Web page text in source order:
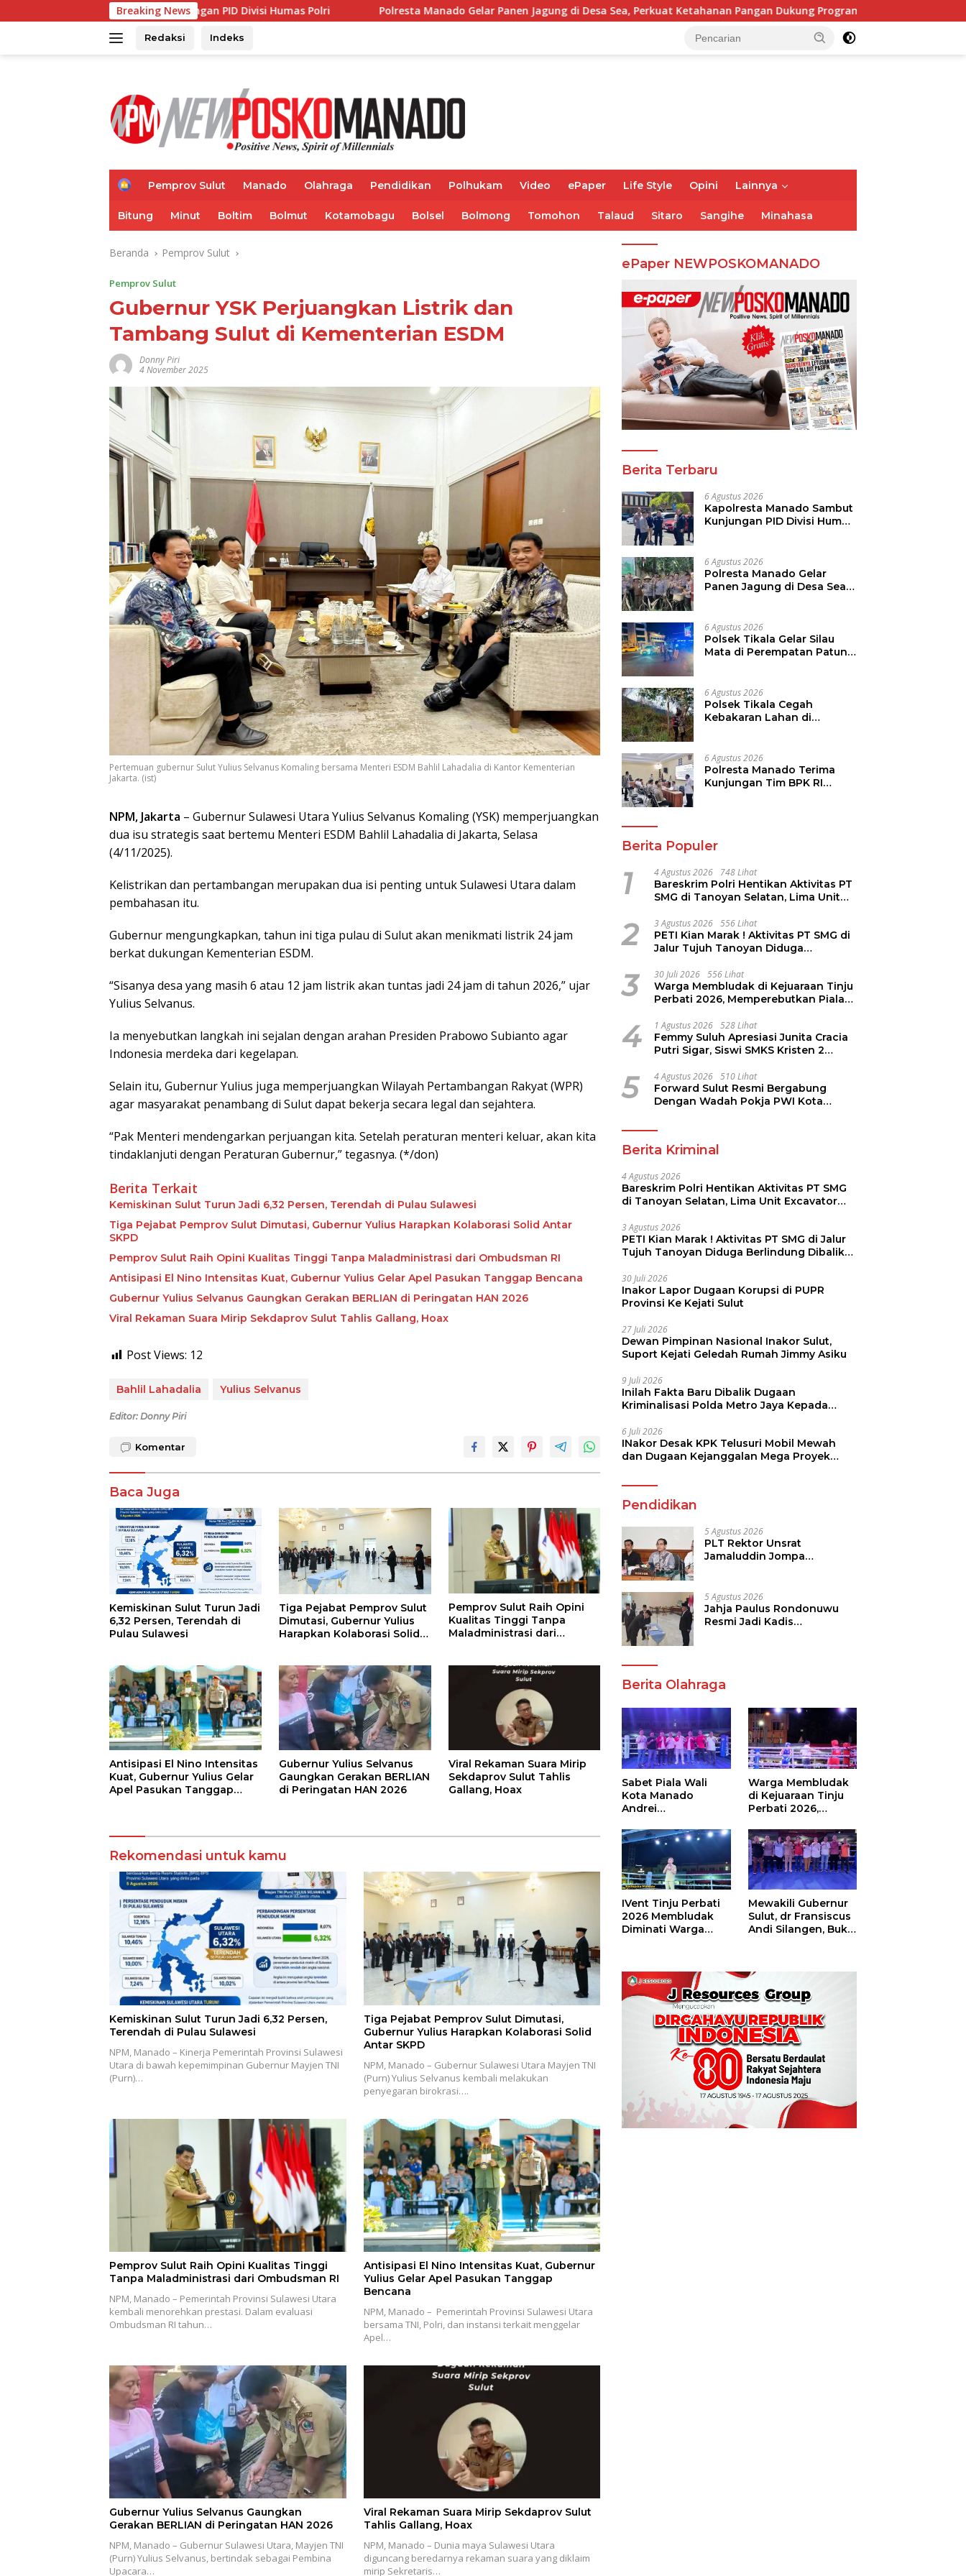
ke
Breaking News
Kunjungan PID Divisi Humas Polri Polresta Manado Gelar Panen Jagung di Desa Sea, Perkuat Ketahanan Pangan Dukung Program Swasembada Pangan
Redaksi Indeks
H
e
Pemprov Sulut Manado Olahraga Pendidikan Polhukam Video ePaper Life Style Opini Lainnya
Bitung Minut Boltim Bolmut Kotamobagu Bolsel Bolmong Tomohon Talaud Sitaro Sangihe Minahasa
Beranda Pemprov Sulut
Pemprov Sulut
Gubernur YSK Perjuangkan Listrik dan
Tambang Sulut di Kementerian ESDM
Donny Piri
4 November 2025
Pertemuan gubernur Sulut Yulius Selvanus Komaling bersama Menteri ESDM Bahlil Lahadalia di Kantor Kementerian
Jakarta. (ist)
NPM, Jakarta – Gubernur Sulawesi Utara Yulius Selvanus Komaling (YSK) memperjuangkan
dua isu strategis saat bertemu Menteri ESDM Bahlil Lahadalia di Jakarta, Selasa
(4/11/2025).
Kelistrikan dan pertambangan merupakan dua isi penting untuk Sulawesi Utara dalam
pembahasan itu.
Gubernur mengungkapkan, tahun ini tiga pulau di Sulut akan menikmati listrik 24 jam
berkat dukungan Kementerian ESDM.
“Sisanya desa yang masih 6 atau 12 jam listrik akan tuntas jadi 24 jam di tahun 2026,” ujar
Yulius Selvanus.
Ia menyebutkan langkah ini sejalan dengan arahan Presiden Prabowo Subianto agar
Indonesia merdeka dari kegelapan.
Selain itu, Gubernur Yulius juga memperjuangkan Wilayah Pertambangan Rakyat (WPR)
agar masyarakat penambang di Sulut dapat bekerja secara legal dan sejahtera.
“Pak Menteri mendengarkan perjuangan kita. Setelah peraturan menteri keluar, akan kita
tindaklanjuti dengan Peraturan Gubernur,” tegasnya. (*/don)
Berita Terkait
Kemiskinan Sulut Turun Jadi 6,32 Persen, Terendah di Pulau Sulawesi
Tiga Pejabat Pemprov Sulut Dimutasi, Gubernur Yulius Harapkan Kolaborasi Solid Antar
SKPD
Pemprov Sulut Raih Opini Kualitas Tinggi Tanpa Maladministrasi dari Ombudsman RI
Antisipasi El Nino Intensitas Kuat, Gubernur Yulius Gelar Apel Pasukan Tanggap Bencana
Gubernur Yulius Selvanus Gaungkan Gerakan BERLIAN di Peringatan HAN 2026
Viral Rekaman Suara Mirip Sekdaprov Sulut Tahlis Gallang, Hoax
Post Views: 12
Bahlil Lahadalia Yulius Selvanus
Editor: Donny Piri
Komentar
Baca Juga
Kemiskinan Sulut Turun Jadi
6,32 Persen, Terendah di
Pulau Sulawesi
Tiga Pejabat Pemprov Sulut
Dimutasi, Gubernur Yulius
Harapkan Kolaborasi Solid
Pemprov Sulut Raih Opini
Kualitas Tinggi Tanpa
Maladministrasi dari
Antisipasi El Nino Intensitas
Kuat, Gubernur Yulius Gelar
Apel Pasukan Tanggap
Gubernur Yulius Selvanus
Gaungkan Gerakan BERLIAN
di Peringatan HAN 2026
Viral Rekaman Suara Mirip
Sekdaprov Sulut Tahlis
Gallang, Hoax
Rekomendasi untuk kamu
Kemiskinan Sulut Turun Jadi 6,32 Persen,
Terendah di Pulau Sulawesi
NPM, Manado – Kinerja Pemerintah Provinsi Sulawesi
Utara di bawah kepemimpinan Gubernur Mayjen TNI
(Purn)…
Tiga Pejabat Pemprov Sulut Dimutasi,
Gubernur Yulius Harapkan Kolaborasi Solid
Antar SKPD
NPM, Manado – Gubernur Sulawesi Utara Mayjen TNI
(Purn) Yulius Selvanus kembali melakukan
penyegaran birokrasi….
Pemprov Sulut Raih Opini Kualitas Tinggi
Tanpa Maladministrasi dari Ombudsman RI
NPM, Manado – Pemerintah Provinsi Sulawesi Utara
kembali menorehkan prestasi. Dalam evaluasi
Ombudsman RI tahun…
Antisipasi El Nino Intensitas Kuat, Gubernur
Yulius Gelar Apel Pasukan Tanggap
Bencana
NPM, Manado – Pemerintah Provinsi Sulawesi Utara
bersama TNI, Polri, dan instansi terkait menggelar
Apel…
Gubernur Yulius Selvanus Gaungkan
Gerakan BERLIAN di Peringatan HAN 2026
NPM, Manado – Gubernur Sulawesi Utara, Mayjen TNI
(Purn) Yulius Selvanus, bertindak sebagai Pembina
Upacara…
Viral Rekaman Suara Mirip Sekdaprov Sulut
Tahlis Gallang, Hoax
NPM, Manado – Dunia maya Sulawesi Utara
diguncang beredarnya rekaman suara yang diklaim
mirip Sekretaris…
ePaper NEWPOSKOMANADO
Berita Terbaru
6 Agustus 2026
Kapolresta Manado Sambut
Kunjungan PID Divisi Humas
6 Agustus 2026
Polresta Manado Gelar
Panen Jagung di Desa Sea,
Swasembada Pangan
6 Agustus 2026
Polsek Tikala Gelar Silau
Mata di Perempatan Patung
6 Agustus 2026
Polsek Tikala Cegah
Kebakaran Lahan di
6 Agustus 2026
Polresta Manado Terima
Kunjungan Tim BPK RI
Berita Populer
1 4 Agustus 2026 748 Lihat
Bareskrim Polri Hentikan Aktivitas PT
SMG di Tanoyan Selatan, Lima Unit
2 3 Agustus 2026 556 Lihat
PETI Kian Marak ! Aktivitas PT SMG di
Jalur Tujuh Tanoyan Diduga
3 30 Juli 2026 556 Lihat
Warga Membludak di Kejuaraan Tinju
Perbati 2026, Memperebutkan Piala
4 1 Agustus 2026 528 Lihat
Femmy Suluh Apresiasi Junita Cracia
Putri Sigar, Siswi SMKS Kristen 2
Dikmen Nasional 2026
5 4 Agustus 2026 510 Lihat
Forward Sulut Resmi Bergabung
Dengan Wadah Pokja PWI Kota
Berita Kriminal
4 Agustus 2026
Bareskrim Polri Hentikan Aktivitas PT SMG
di Tanoyan Selatan, Lima Unit Excavator
3 Agustus 2026
PETI Kian Marak ! Aktivitas PT SMG di Jalur
Tujuh Tanoyan Diduga Berlindung Dibalik
30 Juli 2026
Inakor Lapor Dugaan Korupsi di PUPR
Provinsi Ke Kejati Sulut
27 Juli 2026
Dewan Pimpinan Nasional Inakor Sulut,
Suport Kejati Geledah Rumah Jimmy Asiku
9 Juli 2026
Inilah Fakta Baru Dibalik Dugaan
Kriminalisasi Polda Metro Jaya Kepada
6 Juli 2026
INakor Desak KPK Telusuri Mobil Mewah
dan Dugaan Kejanggalan Mega Proyek
Pendidikan
5 Agustus 2026
PLT Rektor Unsrat
Jamaluddin Jompa
Kampus Kondusif
5 Agustus 2026
Jahja Paulus Rondonuwu
Resmi Jadi Kadis
Berita Olahraga
Sabet Piala Wali
Kota Manado
Andrei
Boxing Camp Juara
Umum Tinju Perbati
2026
Warga Membludak
di Kejuaraan Tinju
Perbati 2026,
Piala Wali Kota
IVent Tinju Perbati
2026 Membludak
Diminati Warga
Mewakili Gubernur
Sulut, dr Fransiscus
Andi Silangen, Buka
Piala Wali Kota
Manado